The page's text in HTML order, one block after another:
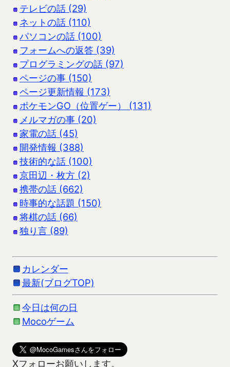
テレビの話 (29)
ネットの話 (110)
パソコンの話 (100)
フォームへの返答 (39)
プログラミングの話 (97)
ページの事 (150)
ページ更新情報 (173)
ポケモンGO（位置ゲー） (131)
メルマガの事 (20)
家電の話 (45)
開発情報 (388)
技術的な話 (100)
京田辺・枚方 (2)
携帯の話 (662)
時事的な話題 (150)
将棋の話 (66)
独り言 (89)
カレンダー
最新(ブログTOP)
今日は何の日
Mocoゲーム
Xフォローお願いします。